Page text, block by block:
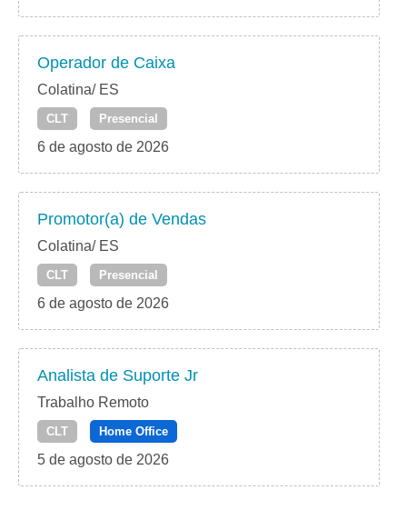
Operador de Caixa
Colatina/ ES
CLT Presencial
6 de agosto de 2026
Promotor(a) de Vendas
Colatina/ ES
CLT Presencial
6 de agosto de 2026
Analista de Suporte Jr
Trabalho Remoto
CLT Home Office
5 de agosto de 2026